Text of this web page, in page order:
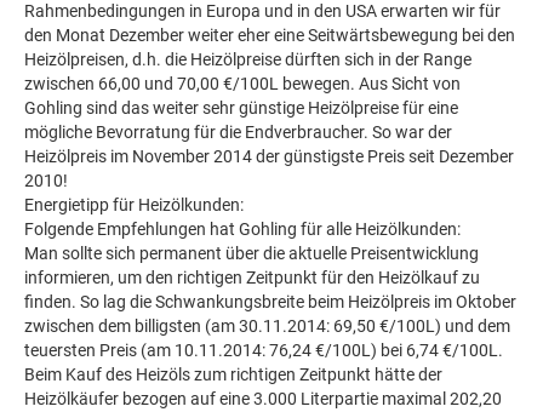
Rahmenbedingungen in Europa und in den USA erwarten wir für
den Monat Dezember weiter eher eine Seitwärtsbewegung bei den
Heizölpreisen, d.h. die Heizölpreise dürften sich in der Range
zwischen 66,00 und 70,00 €/100L bewegen. Aus Sicht von
Gohling sind das weiter sehr günstige Heizölpreise für eine
mögliche Bevorratung für die Endverbraucher. So war der
Heizölpreis im November 2014 der günstigste Preis seit Dezember
2010!
Energietipp für Heizölkunden:
Folgende Empfehlungen hat Gohling für alle Heizölkunden:
Man sollte sich permanent über die aktuelle Preisentwicklung
informieren, um den richtigen Zeitpunkt für den Heizölkauf zu
finden. So lag die Schwankungsbreite beim Heizölpreis im Oktober
zwischen dem billigsten (am 30.11.2014: 69,50 €/100L) und dem
teuersten Preis (am 10.11.2014: 76,24 €/100L) bei 6,74 €/100L.
Beim Kauf des Heizöls zum richtigen Zeitpunkt hätte der
Heizölkäufer bezogen auf eine 3.000 Literpartie maximal 202,20